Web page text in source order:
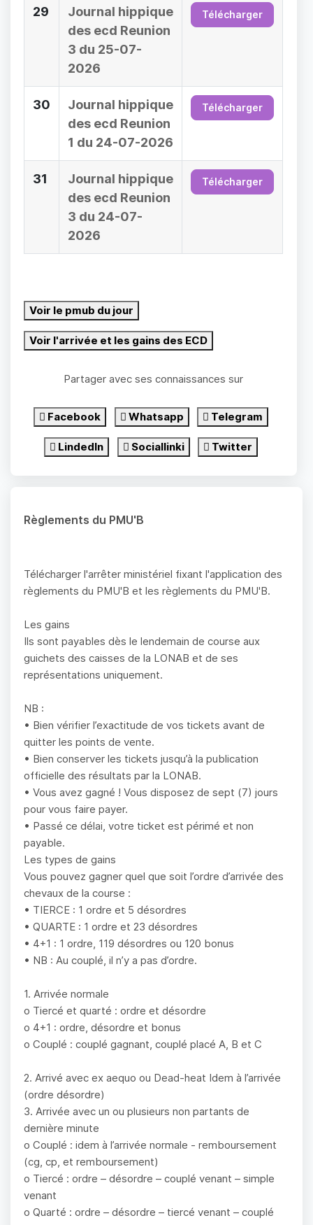
29
Journal hippique
des ecd Reunion
3 du 25-07-
2026
Télécharger
30
Journal hippique
des ecd Reunion
1 du 24-07-2026
Télécharger
31
Journal hippique
des ecd Reunion
3 du 24-07-
2026
Télécharger
Voir le pmub du jour
Voir l'arrivée et les gains des ECD
Partager avec ses connaissances sur
Facebook Whatsapp Telegram
LindedIn Sociallinki Twitter
Règlements du PMU'B
Télécharger l'arrêter ministériel fixant l'application des
règlements du PMU'B et les règlements du PMU'B.
Les gains
Ils sont payables dès le lendemain de course aux
guichets des caisses de la LONAB et de ses
représentations uniquement.
NB :
• Bien vérifier l’exactitude de vos tickets avant de
quitter les points de vente.
• Bien conserver les tickets jusqu’à la publication
officielle des résultats par la LONAB.
• Vous avez gagné ! Vous disposez de sept (7) jours
pour vous faire payer.
• Passé ce délai, votre ticket est périmé et non
payable.
Les types de gains
Vous pouvez gagner quel que soit l’ordre d’arrivée des
chevaux de la course :
• TIERCE : 1 ordre et 5 désordres
• QUARTE : 1 ordre et 23 désordres
• 4+1 : 1 ordre, 119 désordres ou 120 bonus
• NB : Au couplé, il n’y a pas d’ordre.
1. Arrivée normale
o Tiercé et quarté : ordre et désordre
o 4+1 : ordre, désordre et bonus
o Couplé : couplé gagnant, couplé placé A, B et C
2. Arrivé avec ex aequo ou Dead-heat Idem à l’arrivée
(ordre désordre)
3. Arrivée avec un ou plusieurs non partants de
dernière minute
o Couplé : idem à l’arrivée normale - remboursement
(cg, cp, et remboursement)
o Tiercé : ordre – désordre – couplé venant – simple
venant
o Quarté : ordre – désordre – tiercé venant – couplé